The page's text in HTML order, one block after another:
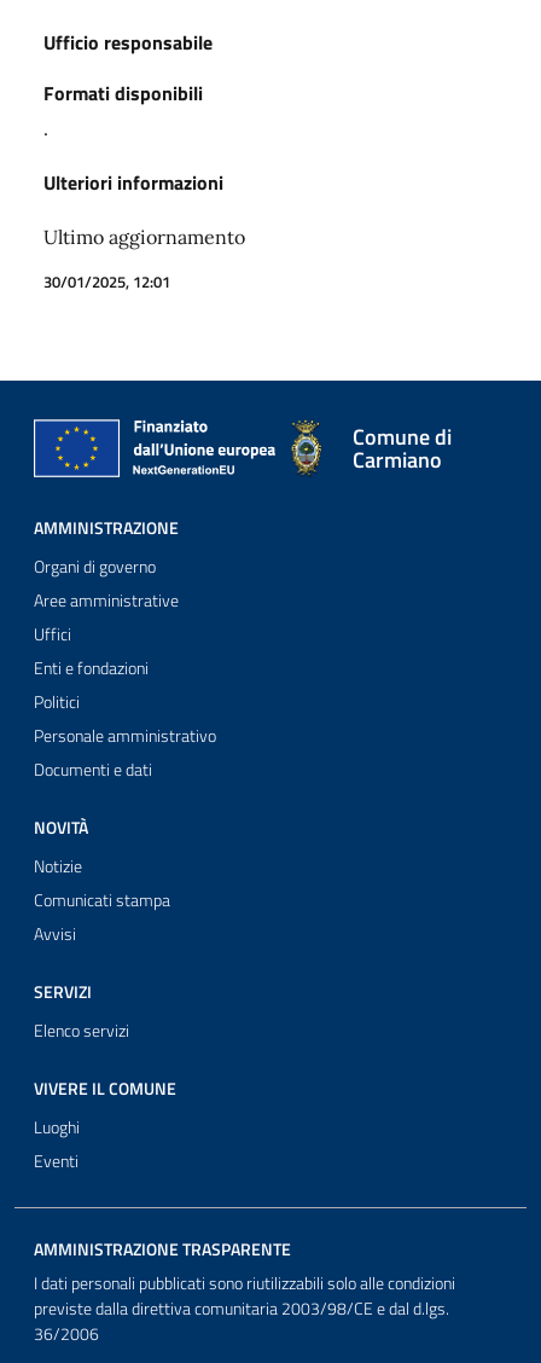
Ufficio responsabile
Formati disponibili
.
Ulteriori informazioni
Ultimo aggiornamento
30/01/2025, 12:01
Comune di
Carmiano
AMMINISTRAZIONE
Organi di governo
Aree amministrative
Uffici
Enti e fondazioni
Politici
Personale amministrativo
Documenti e dati
NOVITÀ
Notizie
Comunicati stampa
Avvisi
SERVIZI
Elenco servizi
VIVERE IL COMUNE
Luoghi
Eventi
AMMINISTRAZIONE TRASPARENTE
I dati personali pubblicati sono riutilizzabili solo alle condizioni
previste dalla direttiva comunitaria 2003/98/CE e dal d.lgs.
36/2006